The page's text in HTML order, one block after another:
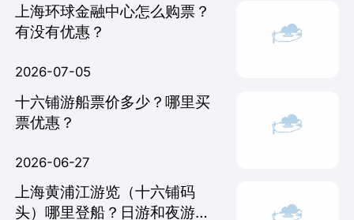
上海环球金融中心怎么购票？
有没有优惠？
2026-07-05
十六铺游船票价多少？哪里买
票优惠？
2026-06-27
上海黄浦江游览（十六铺码
头）哪里登船？日游和夜游，